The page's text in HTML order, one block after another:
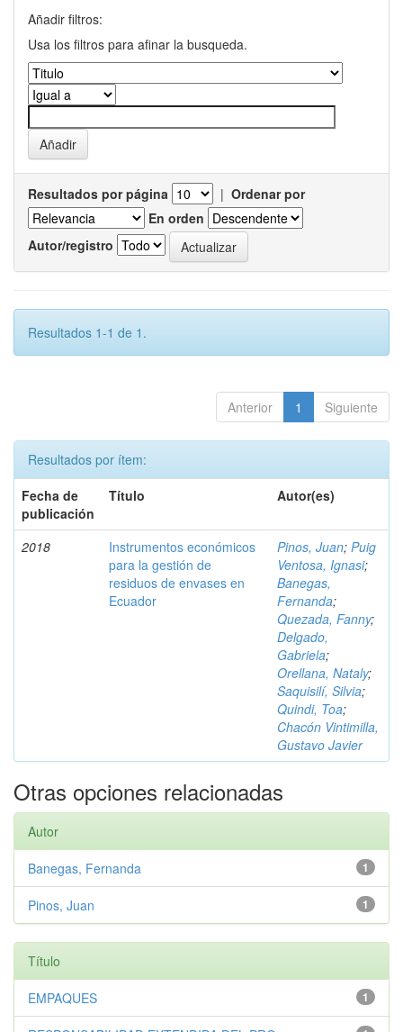
Añadir filtros:
Usa los filtros para afinar la busqueda.
Resultados por página | Ordenar por
En orden
Autor/registro
Resultados 1-1 de 1.
Anterior 1 Siguiente
Resultados por ítem:
Fecha de
publicación
Título Autor(es)
2018
Instrumentos económicos
para la gestión de
residuos de envases en
Ecuador
Pinos, Juan; Puig
Ventosa, Ignasi;
Banegas,
Fernanda;
Quezada, Fanny;
Delgado,
Gabriela;
Orellana, Nataly;
Saquisilí, Silvia;
Quindi, Toa;
Chacón Vintimilla,
Gustavo Javier
Otras opciones relacionadas
Autor
1
Banegas, Fernanda
1
Pinos, Juan
Título
1
EMPAQUES